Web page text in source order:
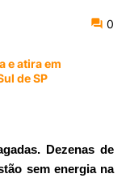
0
e atira em
de SP
Dezenas de
sem energia na